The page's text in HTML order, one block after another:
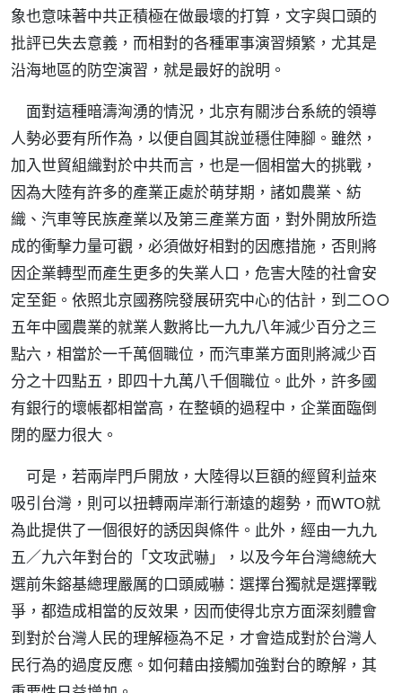
象也意味著中共正積極在做最壞的打算，文字與口頭的
批評已失去意義，而相對的各種軍事演習頻繁，尤其是
沿海地區的防空演習，就是最好的說明。
面對這種暗濤洶湧的情況，北京有關涉台系統的領導
人勢必要有所作為，以便自圓其說並穩住陣腳。雖然，
加入世貿組織對於中共而言，也是一個相當大的挑戰，
因為大陸有許多的產業正處於萌芽期，諸如農業、紡
織、汽車等民族產業以及第三產業方面，對外開放所造
成的衝擊力量可觀，必須做好相對的因應措施，否則將
因企業轉型而產生更多的失業人口，危害大陸的社會安
定至鉅。依照北京國務院發展研究中心的估計，到二○○
五年中國農業的就業人數將比一九九八年減少百分之三
點六，相當於一千萬個職位，而汽車業方面則將減少百
分之十四點五，即四十九萬八千個職位。此外，許多國
有銀行的壞帳都相當高，在整頓的過程中，企業面臨倒
閉的壓力很大。
可是，若兩岸門戶開放，大陸得以巨額的經貿利益來
吸引台灣，則可以扭轉兩岸漸行漸遠的趨勢，而WTO就
為此提供了一個很好的誘因與條件。此外，經由一九九
五／九六年對台的「文攻武嚇」，以及今年台灣總統大
選前朱鎔基總理嚴厲的口頭威嚇：選擇台獨就是選擇戰
爭，都造成相當的反效果，因而使得北京方面深刻體會
到對於台灣人民的理解極為不足，才會造成對於台灣人
民行為的過度反應。如何藉由接觸加強對台的瞭解，其